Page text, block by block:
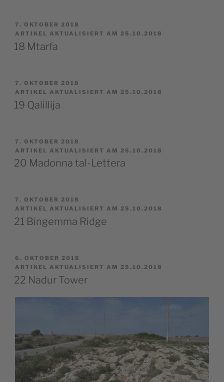
VERÖFFENTLICHT
AM
7. OKTOBER 2018
ARTIKEL AKTUALISIERT AM 25.10.2018
18 Mtarfa
VERÖFFENTLICHT
AM
7. OKTOBER 2018
ARTIKEL AKTUALISIERT AM 25.10.2018
19 Qalillija
VERÖFFENTLICHT
AM
7. OKTOBER 2018
ARTIKEL AKTUALISIERT AM 25.10.2018
20 Madonna tal-Lettera
VERÖFFENTLICHT
AM
7. OKTOBER 2018
ARTIKEL AKTUALISIERT AM 25.10.2018
21 Bingemma Ridge
VERÖFFENTLICHT
AM
6. OKTOBER 2018
ARTIKEL AKTUALISIERT AM 25.10.2018
22 Nadur Tower